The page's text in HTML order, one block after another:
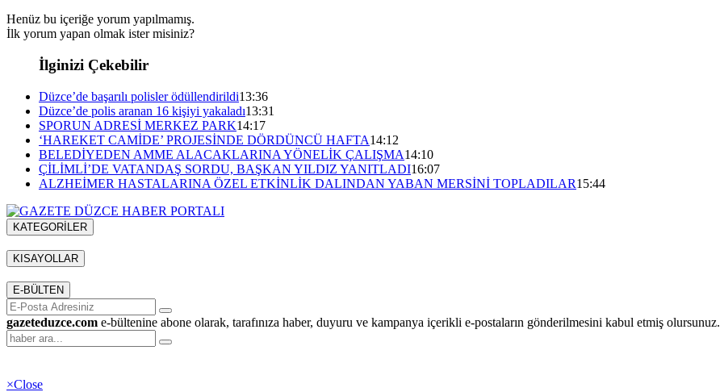
Henüz bu içeriğe yorum yapılmamış.
İlk yorum yapan olmak ister misiniz?
İlginizi Çekebilir
Düzce’de başarılı polisler ödüllendirildi13:36
Düzce’de polis aranan 16 kişiyi yakaladı13:31
SPORUN ADRESİ MERKEZ PARK14:17
‘HAREKET CAMİDE’ PROJESİNDE DÖRDÜNCÜ HAFTA14:12
BELEDİYEDEN AMME ALACAKLARINA YÖNELİK ÇALIŞMA14:10
ÇİLİMLİ’DE VATANDAŞ SORDU, BAŞKAN YILDIZ YANITLADI16:07
ALZHEİMER HASTALARINA ÖZEL ETKİNLİK DALINDAN YABAN MERSİNİ TOPLADILAR15:44
KATEGORİLER
KISAYOLLAR
E-BÜLTEN
gazeteduzce.com e-bültenine abone olarak, tarafınıza haber, duyuru ve kampanya içerikli e-postaların gönderilmesini kabul etmiş olursunuz.
×Close